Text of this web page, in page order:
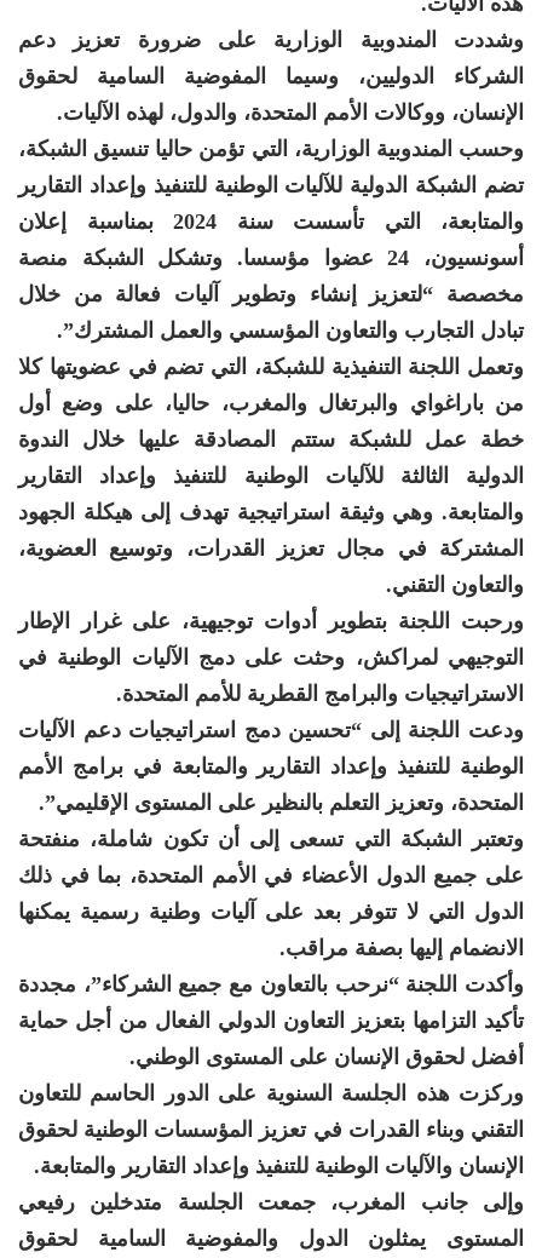
وشددت المندوبية الوزارية على ضرورة تعزيز دعم
الشركاء الدوليين، وسيما المفوضية السامية لحقوق
الإنسان، ووكالات الأمم المتحدة، والدول، لهذه الآليات.
وحسب المندوبية الوزارية، التي تؤمن حاليا تنسيق الشبكة،
تضم الشبكة الدولية للآليات الوطنية للتنفيذ وإعداد التقارير
والمتابعة، التي تأسست سنة 2024 بمناسبة إعلان
أسونسيون، 24 عضوا مؤسسا. وتشكل الشبكة منصة
مخصصة “لتعزيز إنشاء وتطوير آليات فعالة من خلال
تبادل التجارب والتعاون المؤسسي والعمل المشترك”.
وتعمل اللجنة التنفيذية للشبكة، التي تضم في عضويتها كلا
من باراغواي والبرتغال والمغرب، حاليا، على وضع أول
خطة عمل للشبكة ستتم المصادقة عليها خلال الندوة
الدولية الثالثة للآليات الوطنية للتنفيذ وإعداد التقارير
والمتابعة. وهي وثيقة استراتيجية تهدف إلى هيكلة الجهود
المشتركة في مجال تعزيز القدرات، وتوسيع العضوية،
والتعاون التقني.
ورحبت اللجنة بتطوير أدوات توجيهية، على غرار الإطار
التوجيهي لمراكش، وحثت على دمج الآليات الوطنية في
الاستراتيجيات والبرامج القطرية للأمم المتحدة.
ودعت اللجنة إلى “تحسين دمج استراتيجيات دعم الآليات
الوطنية للتنفيذ وإعداد التقارير والمتابعة في برامج الأمم
المتحدة، وتعزيز التعلم بالنظير على المستوى الإقليمي”.
وتعتبر الشبكة التي تسعى إلى أن تكون شاملة، منفتحة
على جميع الدول الأعضاء في الأمم المتحدة، بما في ذلك
الدول التي لا تتوفر بعد على آليات وطنية رسمية يمكنها
الانضمام إليها بصفة مراقب.
وأكدت اللجنة “نرحب بالتعاون مع جميع الشركاء”، مجددة
تأكيد التزامها بتعزيز التعاون الدولي الفعال من أجل حماية
أفضل لحقوق الإنسان على المستوى الوطني.
وركزت هذه الجلسة السنوية على الدور الحاسم للتعاون
التقني وبناء القدرات في تعزيز المؤسسات الوطنية لحقوق
الإنسان والآليات الوطنية للتنفيذ وإعداد التقارير والمتابعة.
وإلى جانب المغرب، جمعت الجلسة متدخلين رفيعي
المستوى يمثلون الدول والمفوضية السامية لحقوق